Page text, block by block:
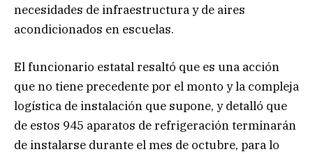
necesidades de infraestructura y de aires
acondicionados en escuelas.
El funcionario estatal resaltó que es una acción
que no tiene precedente por el monto y la compleja
logística de instalación que supone, y detalló que
de estos 945 aparatos de refrigeración terminarán
de instalarse durante el mes de octubre, para lo